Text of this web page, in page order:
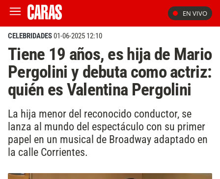
EN VIVO
CELEBRIDADES01-06-2025 12:10
Tiene 19 años, es hija de Mario
Pergolini y debuta como actriz:
quién es Valentina Pergolini
La hija menor del reconocido conductor, se
lanza al mundo del espectáculo con su primer
papel en un musical de Broadway adaptado en
la calle Corrientes.